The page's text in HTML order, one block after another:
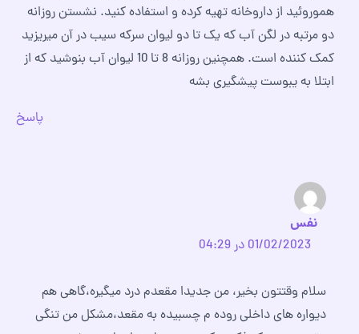
هموروئید از داروخانه تهیه کرده و استفاده کنید. نشستن روزانه
دو مرتبه در لگن آب که یک تا دو لیوان سرکه سیب در آن میریزید
کمک کننده است. همچنین روزانه 8 تا 10 لیوان آب بنوشید که از
ابتلا به یبوست پیشگیری بشه
پاسخ
نفس
01/02/2023 در 04:29
سلام وقتتون بخیر، من جدیدا مقعدم درد میگیره،گاهی هم
دیواره های داخلی روده م چسبیده به مقعد،مشکل من تنگی